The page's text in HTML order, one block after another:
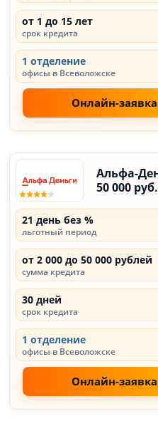
от 1 до 15 лет
срок кредита
1 отделение
офисы в Всеволожске
Онлайн-заявка
Альфа-
50 000
21 день без %
льготный период
от 2 000 до 50 000 рублей
сумма кредита
30 дней
срок кредита
1 отделение
офисы в Всеволожске
Онлайн-заявка